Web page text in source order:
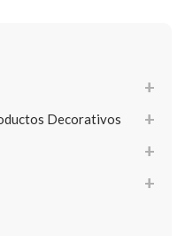
Decorativos